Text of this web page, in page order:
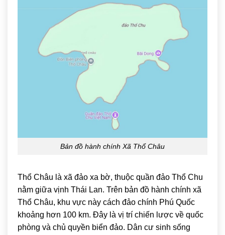
Bản đồ hành chính Xã Thổ Châu
Thổ Châu là xã đảo xa bờ, thuộc quần đảo Thổ Chu
nằm giữa vịnh Thái Lan. Trên bản đồ hành chính xã
Thổ Châu, khu vực này cách đảo chính Phú Quốc
khoảng hơn 100 km. Đây là vị trí chiến lược về quốc
phòng và chủ quyền biển đảo. Dân cư sinh sống